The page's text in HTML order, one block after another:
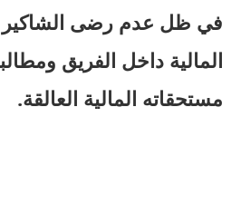
في ظل عدم رضى
المالية داخل الفريق
مستحقاته المالية العالقة.